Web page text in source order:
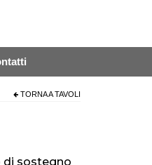
TORNA ATAVOLI
di sostegno